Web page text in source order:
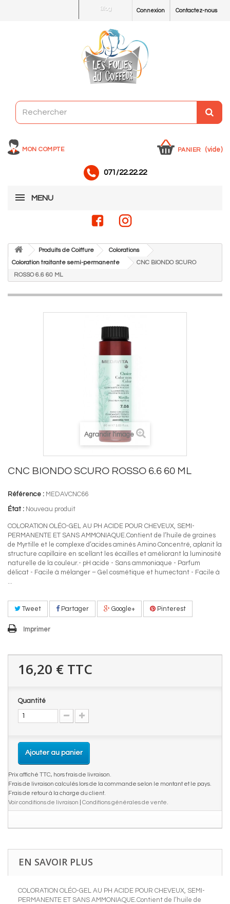
Contactez-nous
Connexion
Blog
MON COMPTE PANIER (vide)
071/22.22.22
MENU
Produits de Coiffure
Colorations
Coloration traitante semi-permanente
CNC BIONDO SCURO
ROSSO 6.6 60 ML
Agrandir l'image
CNC BIONDO SCURO ROSSO 6.6 60 ML
Référence : MEDAVCNC66
État : Nouveau produit
COLORATION OLÉO-GEL AU PH ACIDE POUR CHEVEUX, SEMI-
PERMANENTE ET SANS AMMONIAQUE.Contient de l’huile de graines
de Myrtille et le complexe d’acides aminés Amino Concentré, aplanit la
structure capillaire en scellant les écailles et améliorant la luminosité
naturelle de la couleur.- pH acide - Sans ammoniaque - Parfum
délicat - Facile à mélanger – Gel cosmétique et humectant - Facile à
...
Tweet Partager Google+ Pinterest
Imprimer
16,20 € TTC
Quantité
Ajouter au panier
Prix affiché TTC, hors frais de livraison.
Frais de livraison calculés lors de la commande selon le montant et le pays.
Frais de retour à la charge du client.
Voir conditions de livraison
Conditions générales de vente
EN SAVOIR PLUS
COLORATION OLÉO-GEL AU PH ACIDE POUR CHEVEUX, SEMI-
PERMANENTE ET SANS AMMONIAQUE.Contient de l’huile de